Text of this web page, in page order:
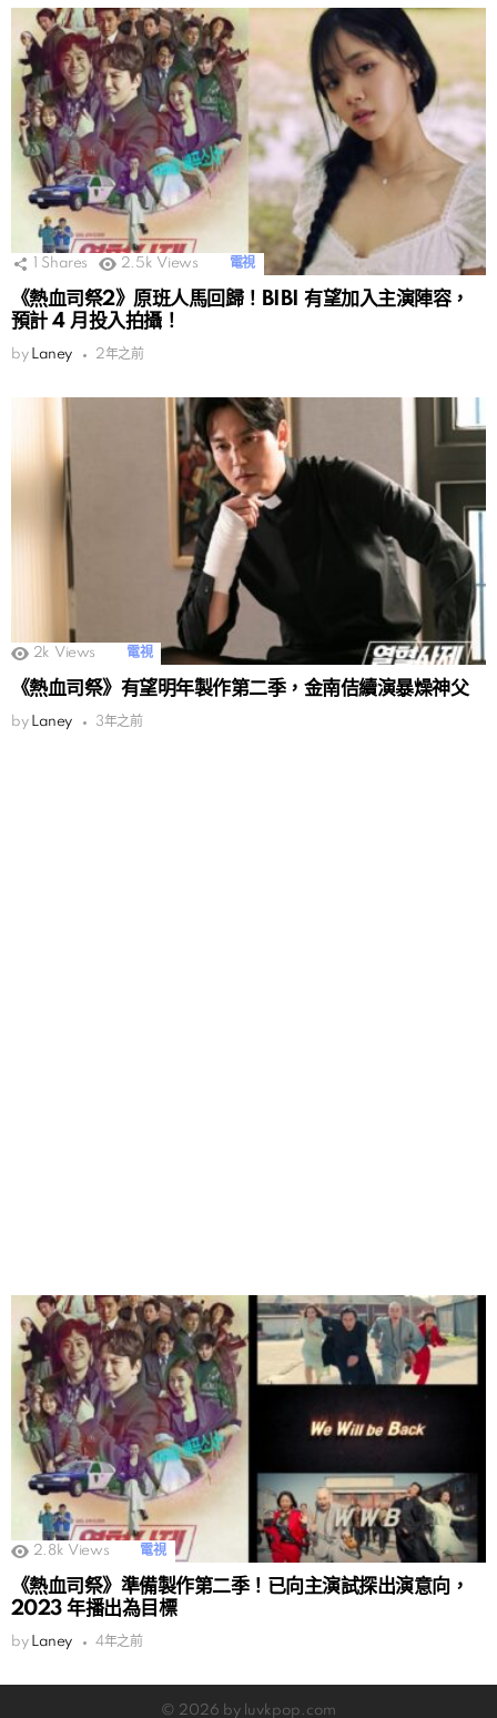
Shares 2.5k Views 電視
《熱血司祭2》原班人馬回歸！BIBI 有望加入主演陣容，
預計 4 月投入拍攝！
by Laney 2年之前
2k Views 電視
《熱血司祭》有望明年製作第二季，金南佶續演暴燥神父
by Laney 3年之前
2.8k Views 電視
《熱血司祭》準備製作第二季！已向主演試探出演意向，
2023 年播出為目標
by Laney 4年之前
© 2026 by luvkpop.com